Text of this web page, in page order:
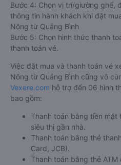
Bước 4: Chọn vị trí/giường ghế,
thông tin hành khách khi đặt
Nông từ Quảng Bình
Bước 5: Chọn hình thức thanh
thanh toán vé.
Việc đặt mua và thanh toán vé
Nông từ Quảng Bình cũng vô
Vexere.com hỗ trợ đến 06 hình
bao gồm:
Thanh toán bằng tiền
siêu thị gần nhà.
Thanh toán bằng thẻ
Card, JCB).
Thanh toán bằng thẻ